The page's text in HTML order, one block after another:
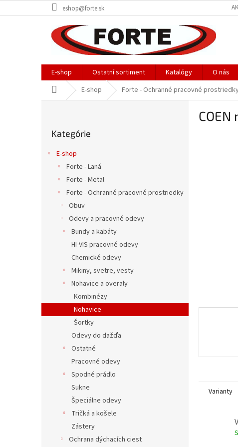
na
eshop@forte.sk
E-shop Ostatní sortiment Katalógy O nás
DomovE-shop Forte - Ochranné pracovné
kategórie
Kategórie
E-shop
Forte - Laná
Forte - Metal
Forte - Ochranné pracovné prostriedky
Obuv
Odevy a pracovné odevy
Bundy a kabáty
HI-VIS pracovné odevy
Chemické odevy
Mikiny, svetre, vesty
Nohavice a overaly
Kombinézy
Nohavice
Šortky
Odevy do dažďa
Ostatné
Pracovné odevy
Spodné prádlo
Sukne
Špeciálne odevy
Tričká a košele
Zástery
Ochrana dýchacích ciest
COEN
Varianty